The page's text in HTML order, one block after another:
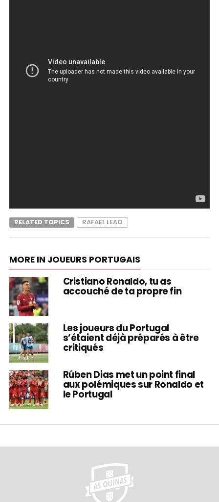
RELATED TOPICS RAFAEL LEAO
MORE IN JOUEURS PORTUGAIS
Cristiano Ronaldo, tu as
accouché de ta propre fin
Les joueurs du Portugal
s’étaient déjà préparés à être
critiqués
Rúben Dias met un point final
aux polémiques sur Ronaldo et
le Portugal